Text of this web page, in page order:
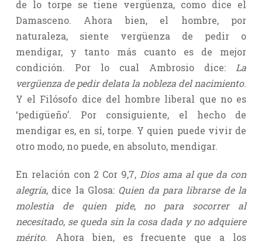
de lo torpe se tiene vergüenza, como dice el
Damasceno. Ahora bien, el hombre, por
naturaleza, siente vergüenza de pedir o
mendigar, y tanto más cuanto es de mejor
condición. Por lo cual Ambrosio dice: La
vergüenza de pedir delata la nobleza del nacimiento.
Y el Filósofo dice del hombre liberal que no es
‘pedigüeño’. Por consiguiente, el hecho de
mendigar es, en sí, torpe. Y quien puede vivir de
otro modo, no puede, en absoluto, mendigar.
En relación con 2 Cor 9,7, Dios ama al que da con
alegría, dice la Glosa: Quien da para librarse de la
molestia de quien pide,no para socorrer al
necesitado,se queda sin la cosa dada y no adquiere
mérito. Ahora bien, es frecuente que a los